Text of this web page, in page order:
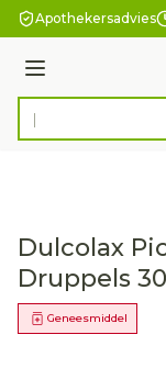
Ga naar de
Apothekersadvies
Menu
Product, merk,
Dulcolax
Druppels
Geneesmiddel